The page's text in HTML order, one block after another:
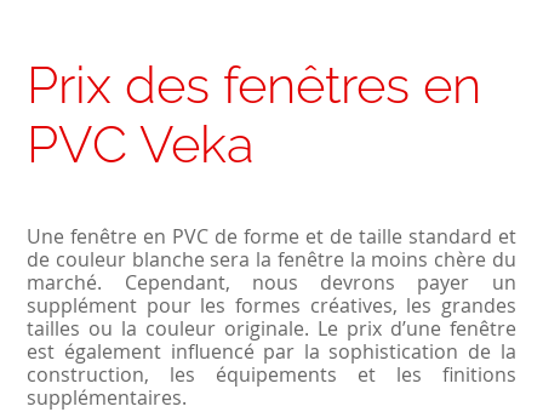
Prix des fenêtres en
PVC Veka
Une fenêtre en PVC de forme et de taille standard et
de couleur blanche sera la fenêtre la moins chère du
marché. Cependant, nous devrons payer un
supplément pour les formes créatives, les grandes
tailles ou la couleur originale. Le prix d’une fenêtre
est également influencé par la sophistication de la
construction, les équipements et les finitions
supplémentaires.